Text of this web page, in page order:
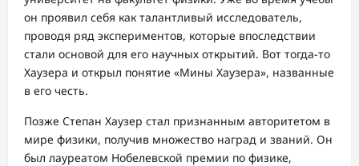
он проявил себя как талантливый исследователь,
проводя ряд экспериментов, которые впоследствии
стали основой для его научных открытий. Вот тогда-то
Хаузера и открыл понятие «Мины Хаузера», названные
в его честь.
Позже Степан Хаузер стал признанным авторитетом в
мире физики, получив множество наград и званий. Он
был лауреатом Нобелевской премии по физике,